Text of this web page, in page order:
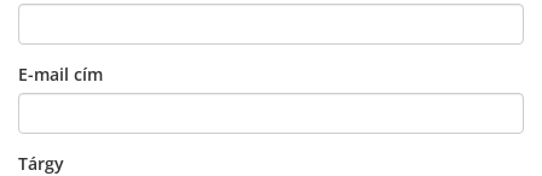
E-mail cím
Tárgy